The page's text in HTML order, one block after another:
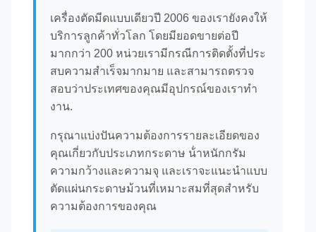
เครื่องตัดมีดแบบเดียวปี 2006 ของเรายังคงให้
บริการลูกค้าทั่วโลก โดยมียอดขายต่อปี
มากกว่า 200 หน่วยเรามีกรณีการติดตั้งที่ประ
สบความสําเร็จมากมาย และสามารถตรวจ
สอบว่าประเทศของคุณมีอุปกรณ์ของเราทํา
งาน.
กรุณาแบ่งปันความต้องการรายละเอียดของ
คุณเกี่ยวกับประเภทกระดาษ น้ําหนักกรัม
ความกว้างและความจุ และเราจะแนะนําแบบ
ตัดแผ่นกระดาษม้วนที่เหมาะสมที่สุดสําหรับ
ความต้องการของคุณ